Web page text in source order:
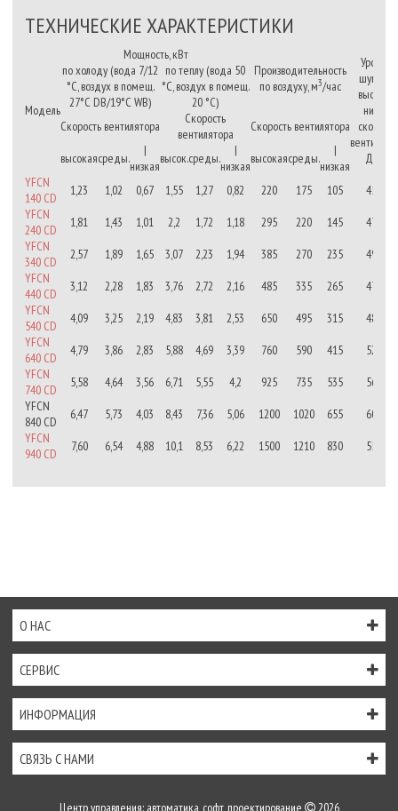
ТЕХНИЧЕСКИЕ ХАРАКТЕРИСТИКИ
Модель
Мощность, кВт
Производительность
по воздуху, м3/час
Уровень
шума, на
высокой/
низкой
скорости
ДБ(А)
по холоду (вода 7/12
°С, воздух в помещ.
27°С DB/19°C WB)
по теплу (вода 50
°С, воздух в помещ.
20 °С)
Скорость вентилятора
Скорость
вентилятора
Скорость вентилятора
высокаясреды.
|
низкаявысок.среды.
|
низкаявысокаясреды.
|
низкая
YFCN
140 CD 1,23 1,02 0,67 1,55 1,27 0,82 220 175 105
45/32
YFCN
240 CD 1,81 1,43 1,01 2,2 1,72 1,18 295 220 145
47/30
YFCN
340 CD
2,57 1,89 1,65 3,07 2,23 1,94 385 270 235
49/36
YFCN
440 CD
3,12 2,28 1,83 3,76 2,72 2,16 485 335 265
47/33
YFCN
540 CD
4,09 3,25 2,19 4,83 3,81 2,53 650 495 315
48/31
YFCN
640 CD
4,79 3,86 2,83 5,88 4,69 3,39 760 590 415
52/37
YFCN
740 CD
5,58 4,64 3,56 6,71 5,55 4,2 925 735 535
56/42
YFCN
840 CD
6,47 5,73 4,03 8,43 7,36 5,06 1200 1020 655
60/45
YFCN
940 CD
7,60 6,54 4,88 10,1 8,53 6,22 1500 1210 830 55/41
О НАС
СЕРВИС
ИНФОРМАЦИЯ
СВЯЗЬ С НАМИ
Центр управления: автоматика, софт, проектирование 2026